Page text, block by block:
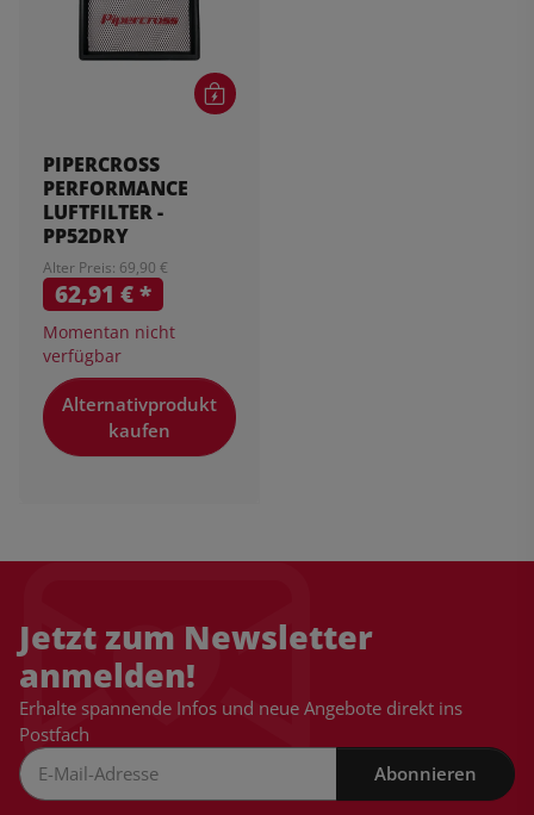
PIPERCROSS
PERFORMANCE
LUFTFILTER -
PP52DRY
Alter Preis: 69,90 €
62,91 €*
Momentan nicht
verfügbar
Alternativprodukt
kaufen
Jetzt zum Newsletter
anmelden!
Erhalte spannende Infos und neue Angebote direkt ins
Postfach
Abonnieren